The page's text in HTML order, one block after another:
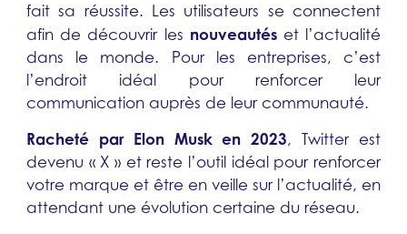
fait sa réussite. Les utilisateurs se connectent
afin de découvrir les nouveautéset l’actualité
dans le monde. Pour les entreprises, c’est
l’endroit idéal pour renforcer leur
communication auprès de leur communauté.
Racheté par Elon Musk en 2023, Twitter est
devenu « X » et reste l’outil idéal pour renforcer
votre marque et être en veille sur l’actualité, en
attendant une évolution certaine du réseau.